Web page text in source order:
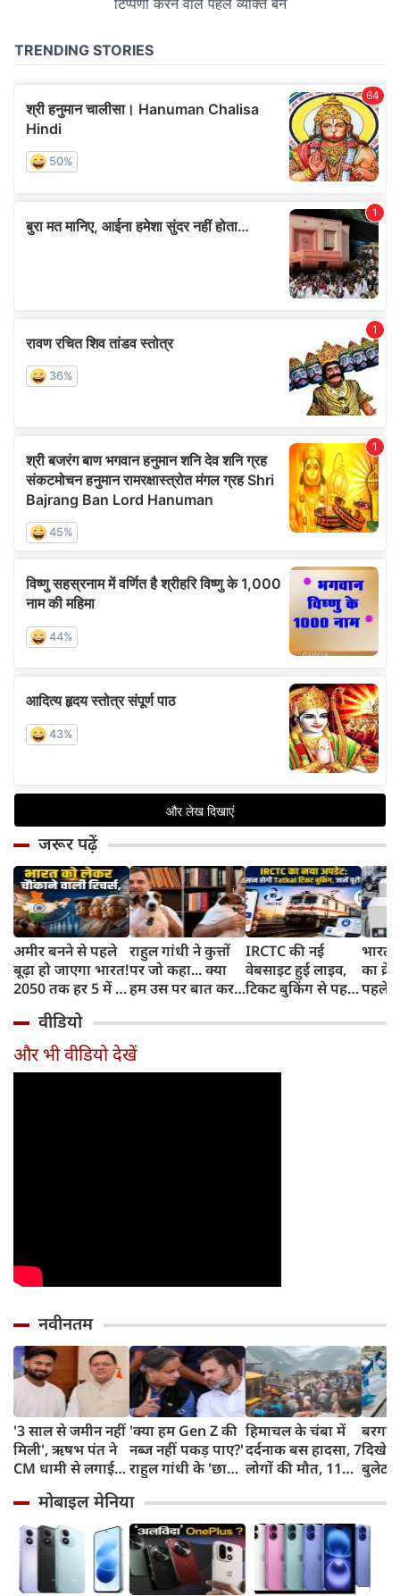
जरूर पढ़ें
अमीर बनने से पहले
बूढ़ा हो जाएगा भारत!
2050 तक हर 5 में 1
साल से ज्यादा उम्र का
राहुल गांधी ने कुत्तों
पर जो कहा... क्या
हम उस पर बात कर
IRCTC की नई
वेबसाइट हुई लाइव,
टिकट बुकिंग से पहले
काम, जानें पूरा
भारत
का
पहले
और
वीडियो
और भी वीडियो देखें
नवीनतम
'3 साल से जमीन नहीं
मिली', ऋषभ पंत ने
CM धामी से लगाई
लौटकर करना चाहता
हूं काम
'क्या हम Gen Z की
नब्ज नहीं पकड़ पाए?'
राहुल गांधी के 'छात्रों
थरूर का बड़ा बयान
हिमाचल के चंबा में
दर्दनाक बस हादसा, 7
लोगों की मौत, 11
बरगद
बुलेट
जैसी
जाएंगे
मोबाइल मेनिया